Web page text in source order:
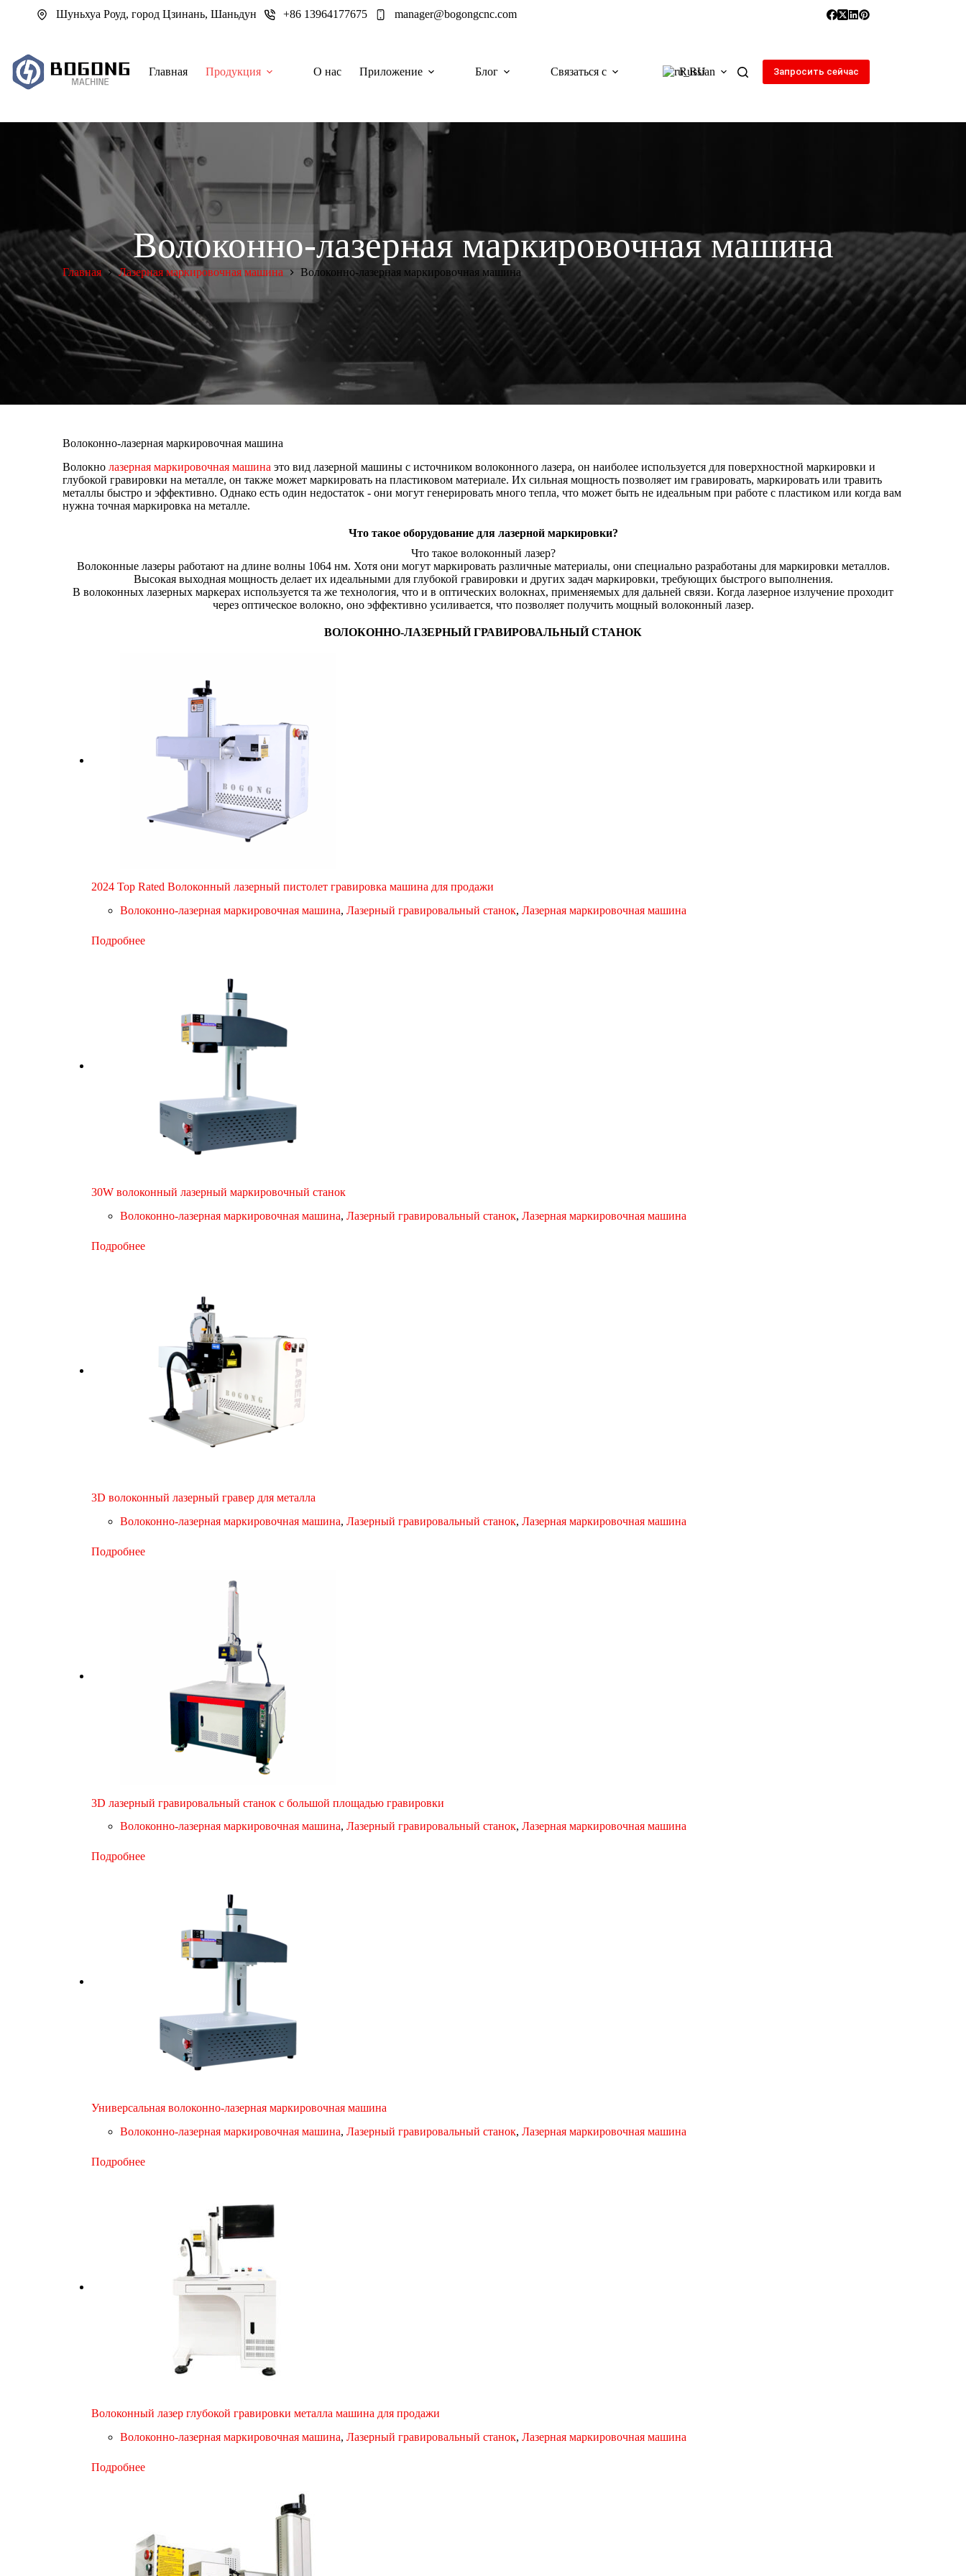
Шуньхуа Роуд, город Цзинань, Шаньдун +86 13964177675 manager@bogongcnc.com
Главная Продукция О нас Приложение Блог Связаться с Russian Запросить сейчас
Волоконно-лазерная маркировочная машина
Главная Лазерная маркировочная машина Волоконно-лазерная маркировочная машина
Волоконно-лазерная маркировочная машина
Волокнолазерная маркировочная машина это вид лазерной машины с источником волоконного лазера, он наиболее используется для поверхностной маркировки и
глубокой гравировки на металле, он также может маркировать на пластиковом материале. Их сильная мощность позволяет им гравировать, маркировать или травить
металлы быстро и эффективно. Однако есть один недостаток - они могут генерировать много тепла, что может быть не идеальным при работе с пластиком или когда вам
нужна точная маркировка на металле.
Что такое оборудование для лазерной маркировки?
Что такое волоконный лазер?
Волоконные лазеры работают на длине волны 1064 нм. Хотя они могут маркировать различные материалы, они специально разработаны для маркировки металлов.
Высокая выходная мощность делает их идеальными для глубокой гравировки и других задач маркировки, требующих быстрого выполнения.
В волоконных лазерных маркерах используется та же технология, что и в оптических волокнах, применяемых для дальней связи. Когда лазерное излучение проходит
через оптическое волокно, оно эффективно усиливается, что позволяет получить мощный волоконный лазер.
ВОЛОКОННО-ЛАЗЕРНЫЙ ГРАВИРОВАЛЬНЫЙ СТАНОК
2024 Top Rated Волоконный лазерный пистолет гравировка машина для продажи
Волоконно-лазерная маркировочная машина,Лазерный гравировальный станок,Лазерная маркировочная машина
Подробнее
30W волоконный лазерный маркировочный станок
Волоконно-лазерная маркировочная машина,Лазерный гравировальный станок,Лазерная маркировочная машина
Подробнее
3D волоконный лазерный гравер для металла
Волоконно-лазерная маркировочная машина,Лазерный гравировальный станок,Лазерная маркировочная машина
Подробнее
3D лазерный гравировальный станок с большой площадью гравировки
Волоконно-лазерная маркировочная машина,Лазерный гравировальный станок,Лазерная маркировочная машина
Подробнее
Универсальная волоконно-лазерная маркировочная машина
Волоконно-лазерная маркировочная машина,Лазерный гравировальный станок,Лазерная маркировочная машина
Подробнее
Волоконный лазер глубокой гравировки металла машина для продажи
Волоконно-лазерная маркировочная машина,Лазерный гравировальный станок,Лазерная маркировочная машина
Подробнее